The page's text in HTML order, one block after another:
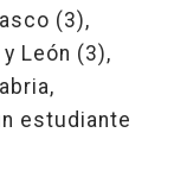
(3),
León (3),
estudiante